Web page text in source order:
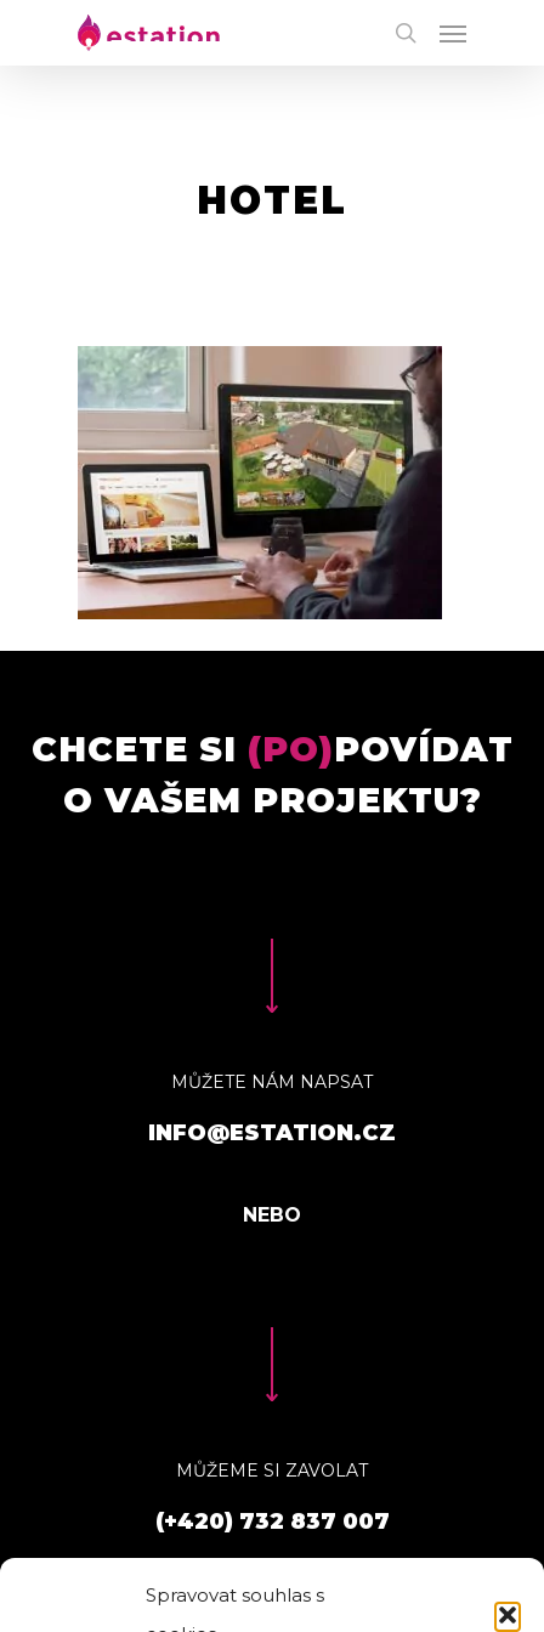
Spravovat souhlas s
HOTEL
CHCETE SI (PO)POVÍDAT
O VAŠEM PROJEKTU?
MŮŽETE NÁM NAPSAT
INFO@ESTATION.CZ
MŮŽEME SI ZAVOLAT
(+420) 732 837 007